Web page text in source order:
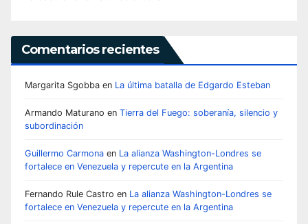
Comentarios recientes
Margarita Sgobba en La última batalla de Edgardo Esteban
Armando Maturano en Tierra del Fuego: soberanía, silencio y
subordinación
Guillermo Carmona en La alianza Washington-Londres se
fortalece en Venezuela y repercute en la Argentina
Fernando Rule Castro en La alianza Washington-Londres se
fortalece en Venezuela y repercute en la Argentina